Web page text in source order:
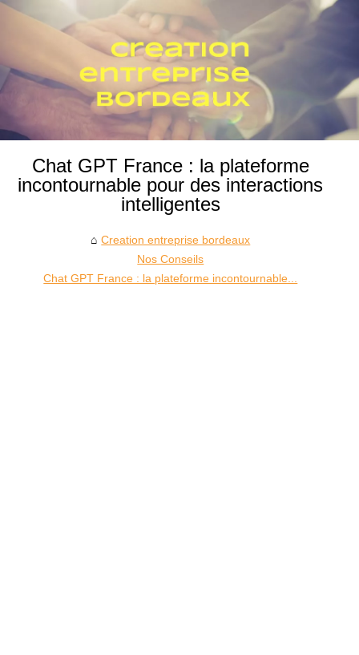
Chat GPT France : la plateforme
incontournable pour des interactions
intelligentes
Creation entreprise bordeaux
Nos Conseils
Chat GPT France : la plateforme incontournable...